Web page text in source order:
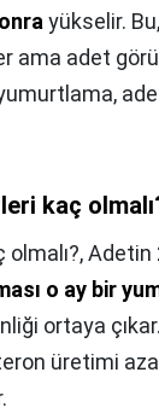
yükselir.
ama adet
kaç
Adetin
o ay bir
ortaya
üretimi